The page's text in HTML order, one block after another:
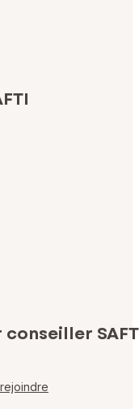
conseiller